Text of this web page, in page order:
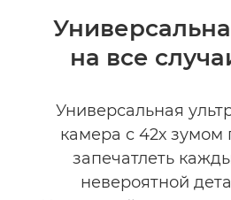
Общая информация
Технические характеристики
на все
Универсальная
камера с 42х
запечатлеть
невероятной